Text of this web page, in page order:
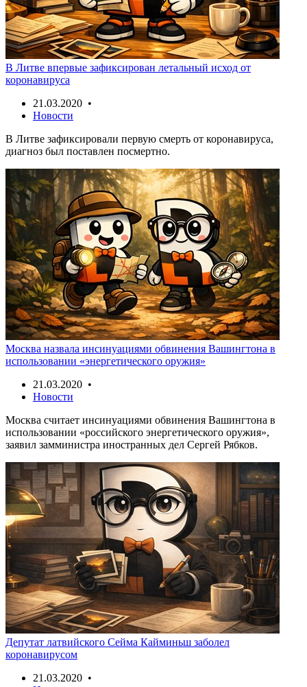
В Литве впервые зафиксирован летальный исход от
коронавируса
21.03.2020 •
Новости
В Литве зафиксировали первую смерть от коронавируса,
диагноз был поставлен посмертно.
Москва назвала инсинуациями обвинения Вашингтона в
использовании «энергетического оружия»
21.03.2020 •
Новости
Москва считает инсинуациями обвинения Вашингтона в
использовании «российского энергетического оружия»,
заявил замминистра иностранных дел Сергей Рябков.
Депутат латвийского Сейма Кайминьш заболел
коронавирусом
21.03.2020 •